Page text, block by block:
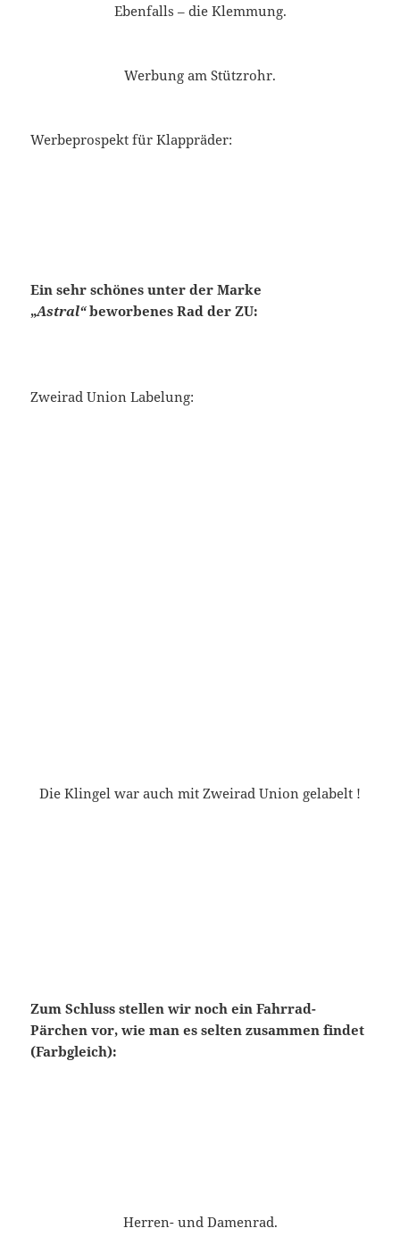
Ebenfalls – die Klemmung.
Werbung am Stützrohr.
Werbeprospekt für Klappräder:
Ein sehr schönes unter der Marke
„Astral“beworbenes Rad der ZU:
Zweirad Union Labelung: